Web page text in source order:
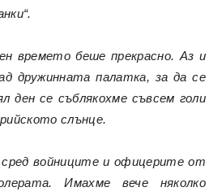
времето беше прекрасно. Аз и
дружинната палатка, за да се
ден се съблякохме съвсем голи
слънце.
войниците и офицерите от
Имахме вече няколко